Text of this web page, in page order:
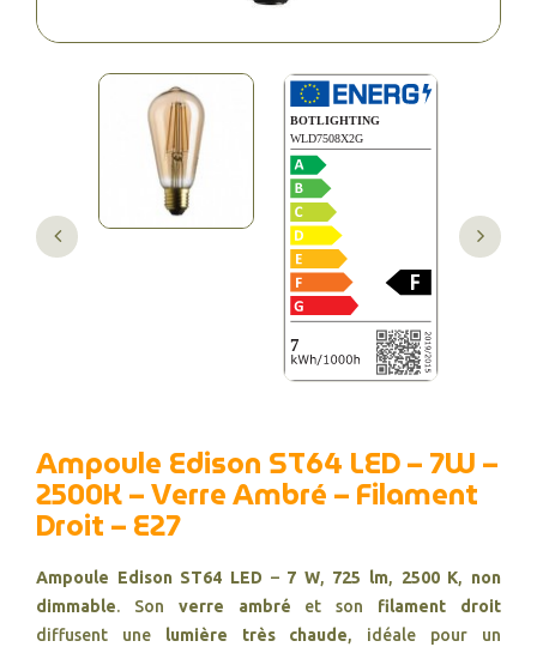
Ampoule Edison ST64 LED – 7W –
2500K – Verre Ambré – Filament
Droit – E27
Ampoule Edison ST64 LED – 7 W, 725 lm, 2500 K, non
dimmable. Son verre ambré et son filament droit
diffusent une lumière très chaude, idéale pour un